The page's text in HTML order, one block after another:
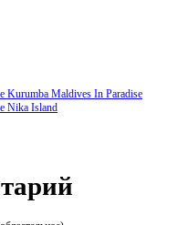
Kurumba Maldives In Paradise
Nika Island